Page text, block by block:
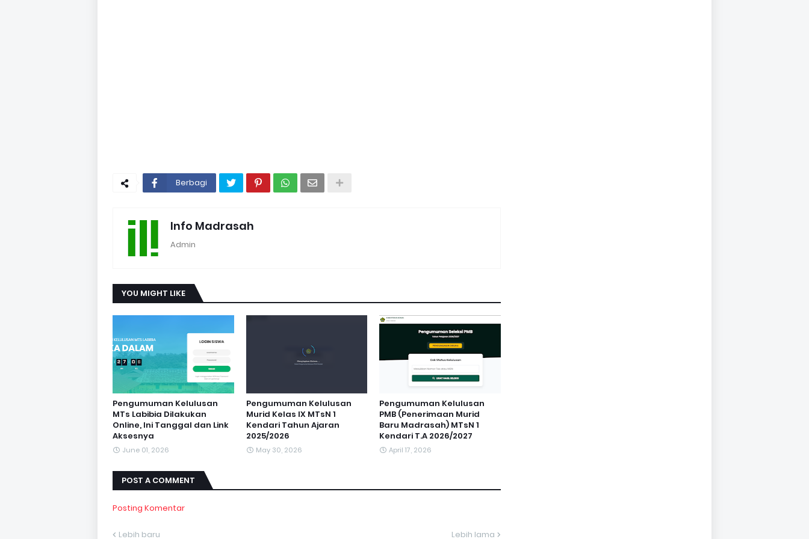
Berbagi
Info Madrasah
Admin
YOU MIGHT LIKE
Pengumuman Kelulusan
MTs Labibia Dilakukan
Online, Ini Tanggal dan Link
Aksesnya
June 01, 2026
Pengumuman Kelulusan
Murid Kelas IX MTsN 1
Kendari Tahun Ajaran
2025/2026
May 30, 2026
Pengumuman Kelulusan
PMB (Penerimaan Murid
Baru Madrasah) MTsN 1
Kendari T.A 2026/2027
April 17, 2026
POST A COMMENT
Posting Komentar
Lebih baru Lebih lama